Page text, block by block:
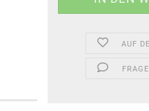
AUF